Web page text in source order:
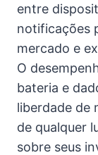
entre
notificações
mercado e
O
bateria e
liberdade de
de qualquer
sobre seus